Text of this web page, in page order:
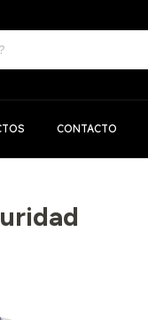
CONTACTO